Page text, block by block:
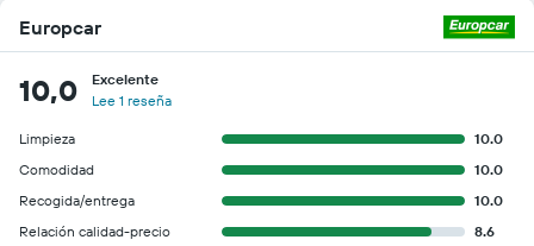
Europcar
10,0
Excelente
Lee 1 reseña
Limpieza
10.0
Comodidad
10.0
Recogida/entrega
10.0
Relación calidad-precio
8.6